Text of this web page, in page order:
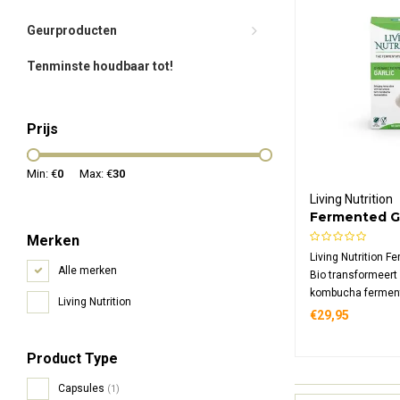
Geurproducten
Tenminste houdbaar tot!
Prijs
Min: €0 Max: €30
Merken
Alle merken
Living Nutrition
Product Type
Capsules (1)
Living Nutrition
Fermented
Living Nutrition
Bio transformeert
kombucha
biologische
microflora met
€29,95